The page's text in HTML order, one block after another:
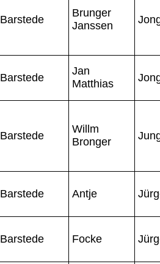
Barstede
Brunger
Janssen
Barstede
Jan
Matthias
Barstede
Willm
Bronger
Barstede Antje
Barstede Focke